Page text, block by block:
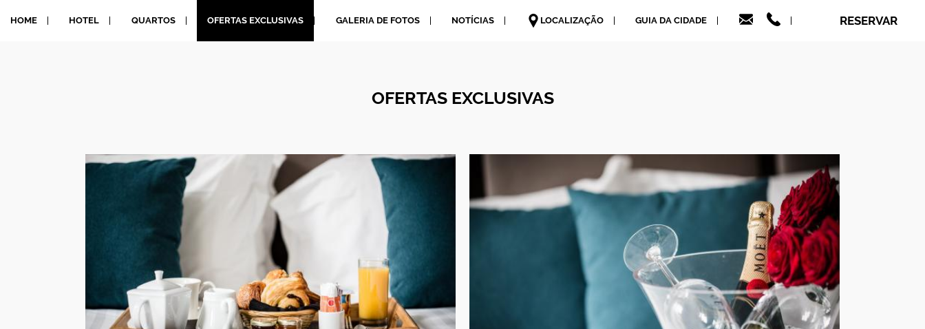
HOME HOTEL QUARTOS OFERTAS EXCLUSIVAS GALERIA DE FOTOS NOTÍCIAS LOCALIZAÇÃO GUIA DA CIDADE RESERVAR
OFERTAS EXCLUSIVAS